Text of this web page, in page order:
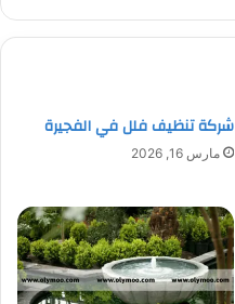
شركة تنظيف فلل في الفجيرة
مارس 16, 2026